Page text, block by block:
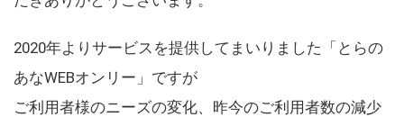
2020年よりサービスを提供してまいりました「とらの
あなWEBオンリー」ですが
ご利用者様のニーズの変化、昨今のご利用者数の減少